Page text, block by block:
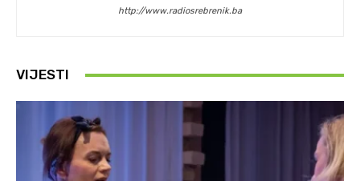
http://www.radiosrebrenik.ba
VIJESTI